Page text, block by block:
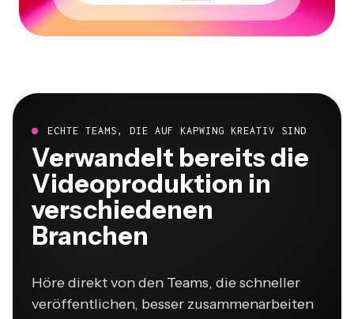
ECHTE TEAMS, DIE AUF KAPWING KREATIV SIND
Verwandelt bereits die
Videoproduktion in
verschiedenen
Branchen
Höre direkt von den Teams, die schneller
veröffentlichen, besser zusammenarbeiten